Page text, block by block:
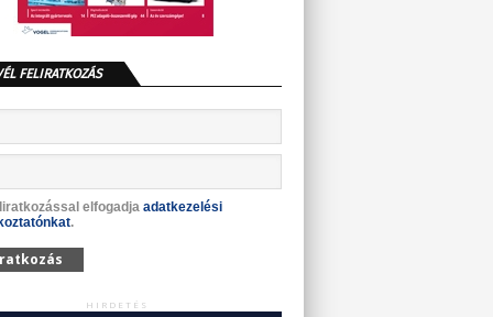
FELIRATKOZÁS
elfogadja adatkezelési
.
HIRDETÉS